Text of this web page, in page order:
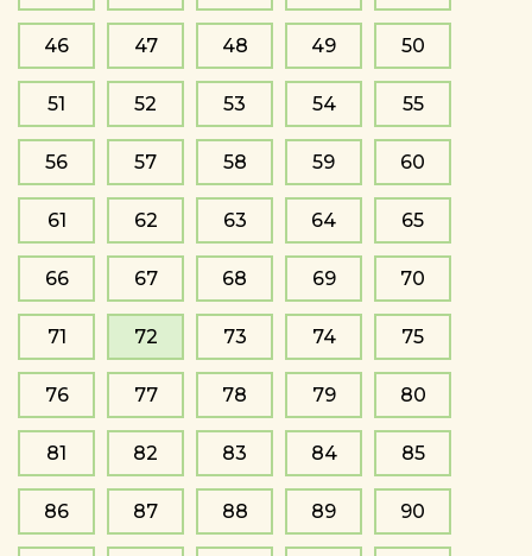
46 47 48 49 50
51 52 53 54 55
56 57 58 59 60
61 62 63 64 65
66 67 68 69 70
71 72 73 74 75
76 77 78 79 80
81 82 83 84 85
86 87 88 89 90